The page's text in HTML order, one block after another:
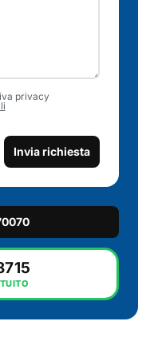
privacy
Invia richiesta